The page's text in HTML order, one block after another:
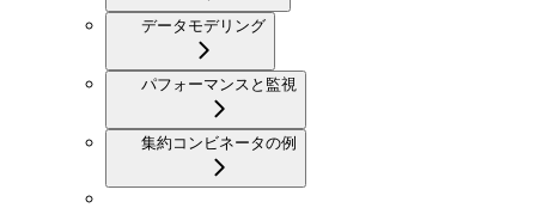
データモデリング
パフォーマンスと監視
集約コンビネータの例